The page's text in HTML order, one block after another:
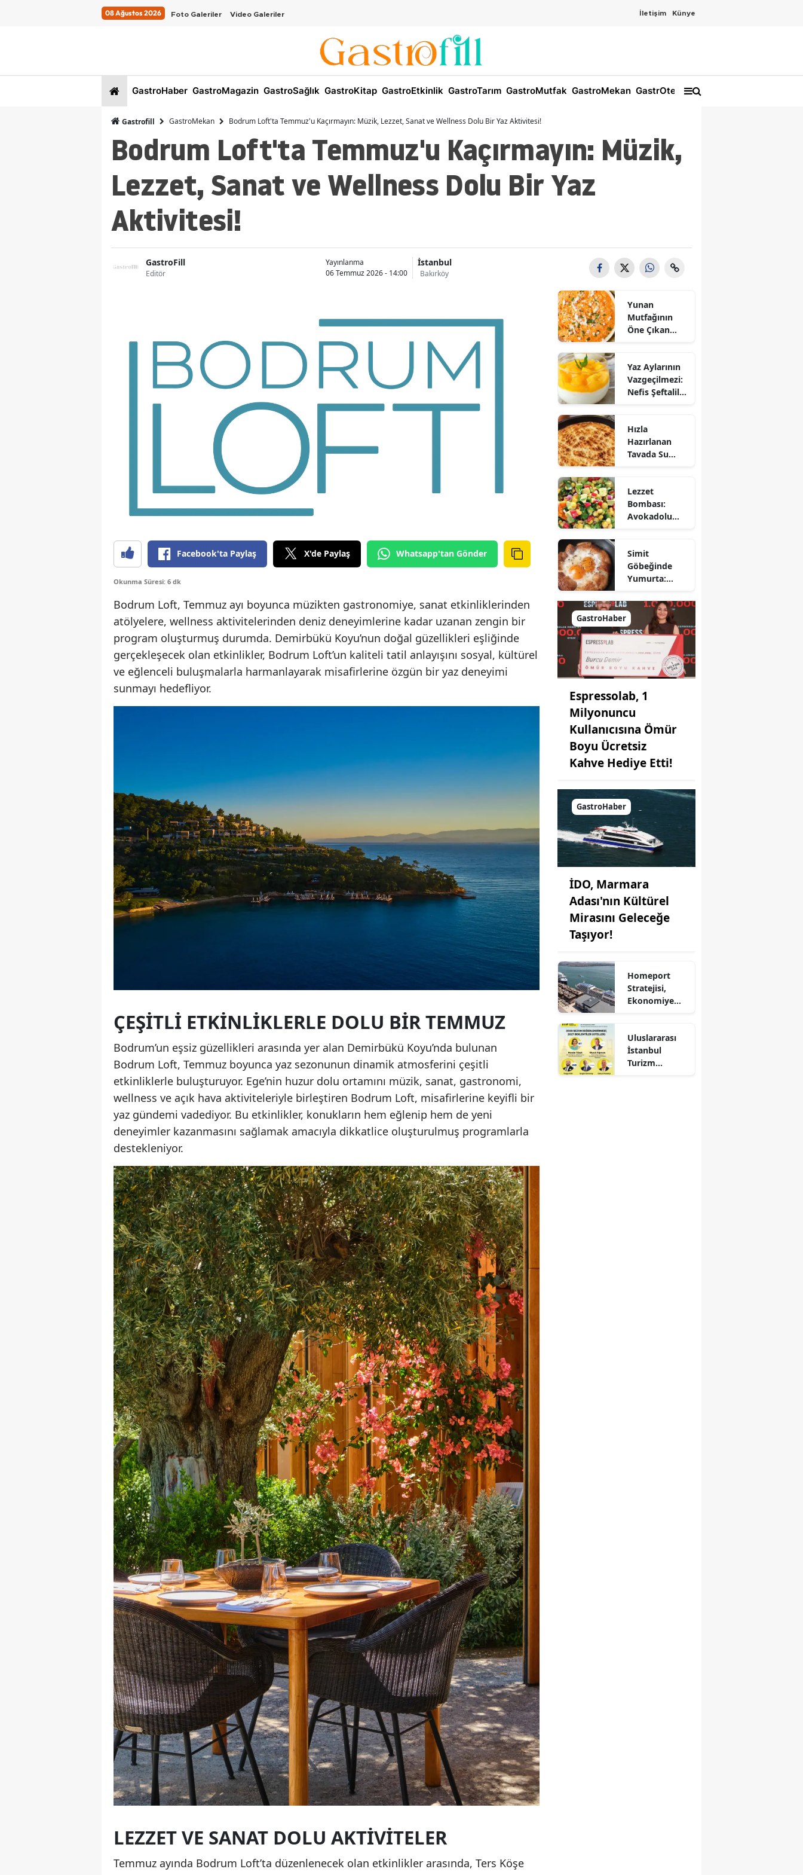
08 Ağustos 2026 Foto Galeriler Video Galeriler İletişim Künye
GastroHaber GastroMagazin GastroSağlık GastroKitap GastroEtkinlik GastroTarım GastroMutfak GastroMekan GastrOtel
Gastrofill GastroMekan Bodrum Loft'ta Temmuz'u Kaçırmayın: Müzik, Lezzet, Sanat ve Wellness Dolu Bir Yaz Aktivitesi!
Bodrum Loft'ta Temmuz'u Kaçırmayın: Müzik,
Lezzet, Sanat ve Wellness Dolu Bir Yaz
Aktivitesi!
GastroFill
Editör
Yayınlanma
06 Temmuz 2026 - 14:00
İstanbul
Bakırköy
Facebook'ta Paylaş X'de Paylaş Whatsapp'tan Gönder
Okunma Süresi: 6 dk
Bodrum Loft, Temmuz ayı boyunca müzikten gastronomiye, sanat etkinliklerinden
atölyelere, wellness aktivitelerinden deniz deneyimlerine kadar uzanan zengin bir
program oluşturmuş durumda. Demirbükü Koyu’nun doğal güzellikleri eşliğinde
gerçekleşecek olan etkinlikler, Bodrum Loft’un kaliteli tatil anlayışını sosyal, kültürel
ve eğlenceli buluşmalarla harmanlayarak misafirlerine özgün bir yaz deneyimi
sunmayı hedefliyor.
ÇEŞITLI ETKINLIKLERLE DOLU BIR TEMMUZ
Bodrum’un eşsiz güzellikleri arasında yer alan Demirbükü Koyu’nda bulunan
Bodrum Loft, Temmuz boyunca yaz sezonunun dinamik atmosferini çeşitli
etkinliklerle buluşturuyor. Ege’nin huzur dolu ortamını müzik, sanat, gastronomi,
wellness ve açık hava aktiviteleriyle birleştiren Bodrum Loft, misafirlerine keyifli bir
yaz gündemi vadediyor. Bu etkinlikler, konukların hem eğlenip hem de yeni
deneyimler kazanmasını sağlamak amacıyla dikkatlice oluşturulmuş programlarla
destekleniyor.
LEZZET VE SANAT DOLU AKTIVITELER
Temmuz ayında Bodrum Loft’ta düzenlenecek olan etkinlikler arasında, Ters Köşe
Yunan
Mutfağının
Öne Çıkan
Nasıl Yapılır?
Yaz Aylarının
Vazgeçilmezi:
Nefis Şeftalili
Hızla
Hazırlanan
Tavada Su
Sofralarınıza
Lezzet Katın!
Lezzet
Bombası:
Avokadolu
Simit
Göbeğinde
Yumurta:
Farklı Bir
Kahvaltı
Seçeneği
GastroHaber
Espressolab, 1
Milyonuncu
Kullanıcısına Ömür
Boyu Ücretsiz
Kahve Hediye Etti!
GastroHaber
İDO, Marmara
Adası'nın Kültürel
Mirasını Geleceğe
Taşıyor!
Homeport
Stratejisi,
Ekonomiye
Sağlıyor!
Uluslararası
İstanbul
Turizm